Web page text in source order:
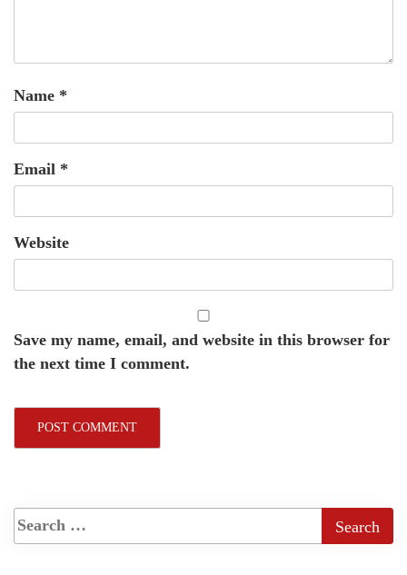
Name *
Email *
Website
Save my name, email, and website in this browser for
the next time I comment.